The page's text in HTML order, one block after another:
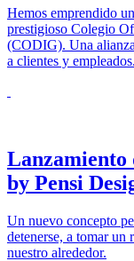
Hemos emprendido
prestigioso Colegio
(CODIG). Una
a clientes y empleados.
Lanzamiento
by Pensi
Un nuevo concepto
detenerse, a tomar un
nuestro alrededor.